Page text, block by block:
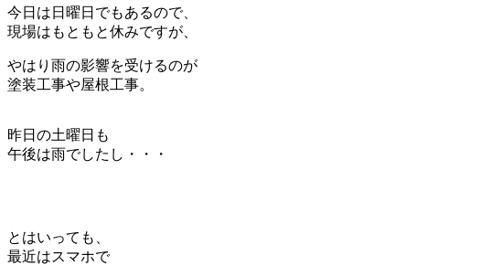
今日は日曜日でもあるので、
現場はもともと休みですが、
やはり雨の影響を受けるのが
塗装工事や屋根工事。
昨日の土曜日も
午後は雨でしたし・・・
とはいっても、
最近はスマホで